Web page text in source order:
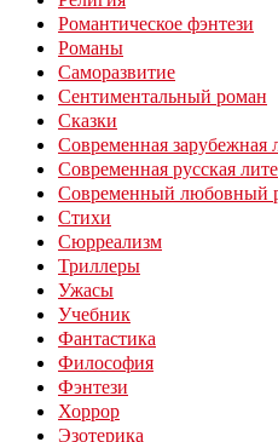
Романтическое фэнтези
Романы
Саморазвитие
Сентиментальный роман
Сказки
Современная зарубежная
Современная русская
Современный любовный
Стихи
Сюрреализм
Триллеры
Ужасы
Учебник
Фантастика
Философия
Фэнтези
Хоррор
Эзотерика